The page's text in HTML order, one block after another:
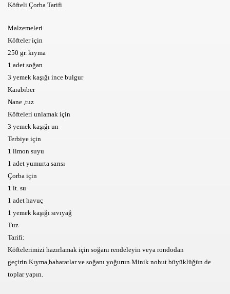
Köfteli Çorba Tarifi
Malzemeleri
Köfteler için
250 gr. kıyma
1 adet soğan
3 yemek kaşığı ince bulgur
Karabiber
Nane ,tuz
Köfteleri unlamak için
3 yemek kaşığı un
Terbiye için
1 limon suyu
1 adet yumurta sarısı
Çorba için
1 lt. su
1 adet havuç
1 yemek kaşığı sıvıyağ
Tuz
Tarifi:
Köftelerimizi hazırlamak için soğanı rendeleyin veya rondodan
geçirin.Kıyma,baharatlar ve soğanı yoğurun.Minik nohut büyüklüğün de
toplar yapın.